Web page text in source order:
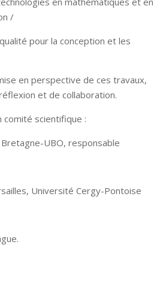
/
pour la conception et les
en perspective de ces travaux,
et de collaboration.
comité scientifique :
Bretagne-UBO, responsable
Université Cergy-Pontoise